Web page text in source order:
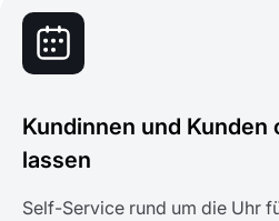
Kundinnen und Kunden
lassen
Self-Service rund um die Uhr